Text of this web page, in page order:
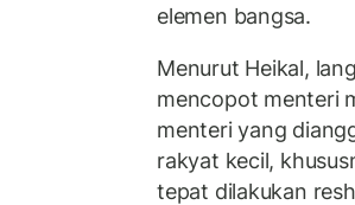
elemen bangsa.
Menurut Heikal,
mencopot menteri
menteri yang
rakyat kecil,
tepat dilakukan